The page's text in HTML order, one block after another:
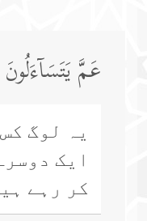
عَمَّ یَتَسَاۤءَلُونَ
یہ لوگ
ایک
کر رہے